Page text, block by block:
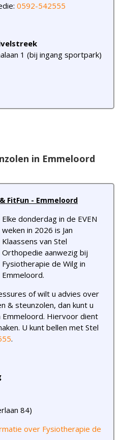
0592-542555
1 (bij ingang sportpark)
in Emmeloord
FitFun - Emmeloord
Elke donderdag in de EVEN
weken in 2026 is Jan
Klaassens van Stel
Orthopedie aanwezig bij
Fysiotherapie de Wilg in
Emmeloord.
of wilt u advies over
& steunzolen, dan kunt u
Hiervoor dient
U kunt bellen met Stel
.
84)
over Fysiotherapie de